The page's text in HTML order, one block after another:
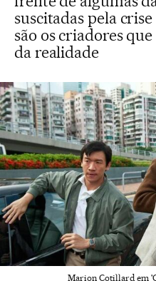
suscitadas pela
são os criadores
da realidade
Marion Cotillard em